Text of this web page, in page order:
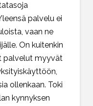
palvelu ei
vaan ne
On kuitenkin
palvelut myyvät
ollenkaan. Toki
kynnyksen